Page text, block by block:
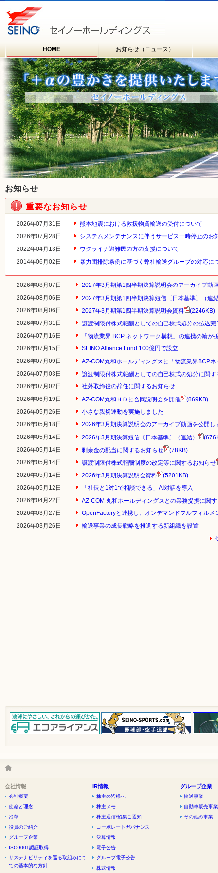
HOME お知らせ（ニュース）
お知らせ
重要なお知らせ
2026年07月31日
熊本地震における救援物資輸送の受付について
2026年07月28日
システムメンテナンスに伴うサービス一時停止のお
2022年04月13日
ウクライナ避難民の方の支援について
2014年06月02日
暴力団排除条例に基づく弊社輸送グループの対応に
2026年08月07日
2027年3月期第1四半期決算説明会のアーカイブ動
2026年08月06日
2027年3月期第1四半期決算短信〔日本基準〕（連
2026年08月06日
2027年3月期第1四半期決算説明会資料
(2246KB)
2026年07月31日
譲渡制限付株式報酬としての自己株式処分の払込
2026年07月16日
「物流業界 BCP ネットワーク構想」の連携の輪が
2026年07月15日
SEINO Alliance Fund 100億円で設立
2026年07月09日
AZ-COM丸和ホールディングスと「物流業界BCP
2026年07月03日
譲渡制限付株式報酬としての自己株式の処分に関す
2026年07月02日
社外取締役の辞任に関するお知らせ
2026年06月19日
AZ-COM丸和ＨＤと合同説明会を開催
(869KB)
2026年05月26日
小さな親切運動を実施しました
2026年05月18日
2026年3月期決算説明会のアーカイブ動画を公開し
2026年05月14日
2026年3月期決算短信〔日本基準〕（連結）
2026年05月14日
剰余金の配当に関するお知らせ
(78KB)
2026年05月14日
譲渡制限付株式報酬制度の改定等に関するお知らせ
2026年05月14日
2026年3月期決算説明会資料
(5201KB)
2026年05月12日
「社長と1対1で相談できる」AI対話を導入
2026年04月22日
AZ-COM 丸和ホールディングスとの業務提携に関
2026年03月27日
OpenFactoryと連携し、オンデマンドフルフィルメ
2026年03月26日
輸送事業の成長戦略を推進する新組織を設置
会社情報
会社概要
使命と理念
沿革
役員のご紹介
グループ企業
ISO9001認証取得
サステナビリティを巡る取組みについ
ての基本的な方針
IR情報
株主の皆様へ
株主メモ
株主通信/招集ご通知
コーポレートガバナンス
決算情報
電子公告
グループ電子公告
株式情報
グループ企業
輸送事業
自動車販売事業
その他の事業